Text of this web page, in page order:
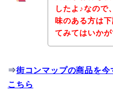
したよ♪なので
味のある方は
てみてはいか
⇒街コンマップの商品を
こちら